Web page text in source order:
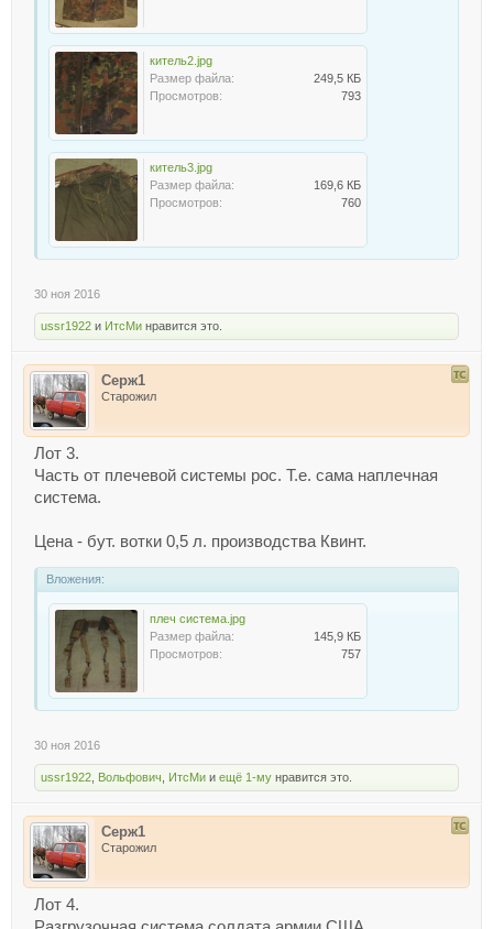
китель2.jpg
Размер файла:
249,5 КБ
Просмотров:
793
китель3.jpg
Размер файла:
169,6 КБ
Просмотров:
760
30 ноя 2016
ussr1922 и ИтсМи нравится это.
Серж1
Старожил
Лот 3.
Часть от плечевой системы рос. Т.е. сама наплечная
система.
Цена - бут. вотки 0,5 л. производства Квинт.
Вложения:
плеч система.jpg
Размер файла:
145,9 КБ
Просмотров:
757
30 ноя 2016
ussr1922 Вольфович ИтсМи и ещё 1-му нравится это.
Серж1
Старожил
Лот 4.